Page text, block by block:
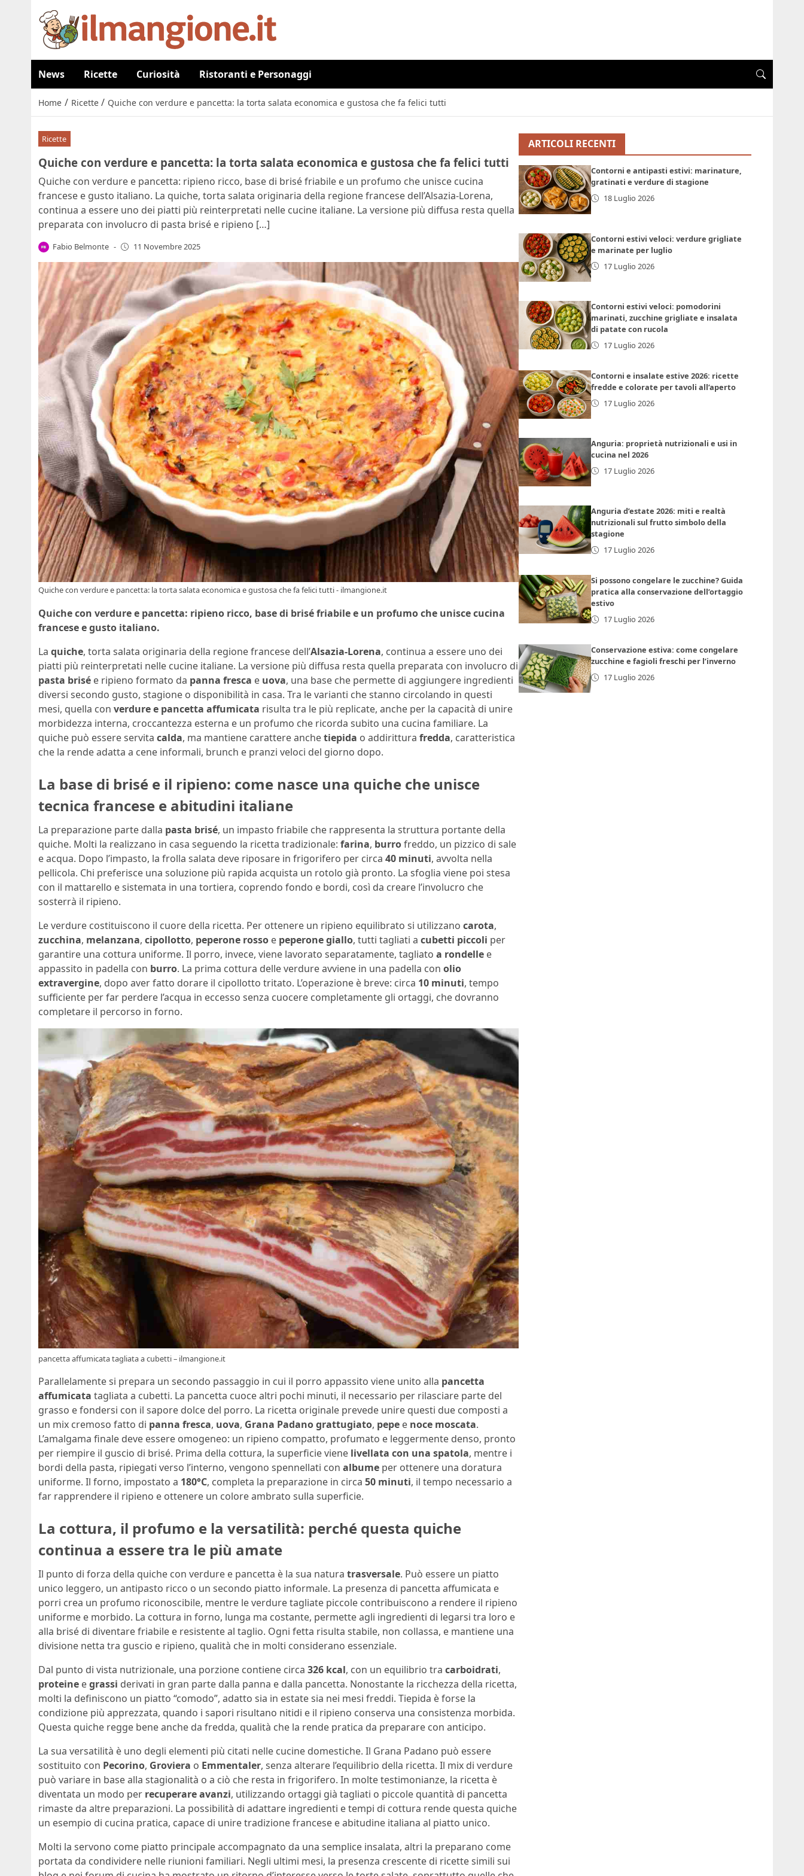
News Ricette Curiosità Ristoranti e Personaggi
Home / Ricette / Quiche con verdure e pancetta: la torta salata economica e gustosa che fa felici tutti
Ricette
Quiche con verdure e pancetta: la torta salata economica e gustosa che fa felici tutti
Quiche con verdure e pancetta: ripieno ricco, base di brisé friabile e un profumo che unisce cucina
francese e gusto italiano. La quiche, torta salata originaria della regione francese dell’Alsazia-Lorena,
continua a essere uno dei piatti più reinterpretati nelle cucine italiane. La versione più diffusa resta quella
preparata con involucro di pasta brisé e ripieno […]
Fabio Belmonte - 11 Novembre 2025
Quiche con verdure e pancetta: la torta salata economica e gustosa che fa felici tutti - ilmangione.it
Quiche con verdure e pancetta: ripieno ricco, base di brisé friabile e un profumo che unisce cucina
francese e gusto italiano.
La quiche, torta salata originaria della regione francese dell’Alsazia-Lorena, continua a essere uno dei
piatti più reinterpretati nelle cucine italiane. La versione più diffusa resta quella preparata con involucro di
pasta brisé e ripieno formato da panna fresca e uova, una base che permette di aggiungere ingredienti
diversi secondo gusto, stagione o disponibilità in casa. Tra le varianti che stanno circolando in questi
mesi, quella con verdure e pancetta affumicata risulta tra le più replicate, anche per la capacità di unire
morbidezza interna, croccantezza esterna e un profumo che ricorda subito una cucina familiare. La
quiche può essere servita calda, ma mantiene carattere anchetiepidа o addirittura fredda, caratteristica
che la rende adatta a cene informali, brunch e pranzi veloci del giorno dopo.
La base di brisé e il ripieno: come nasce una quiche che unisce
tecnica francese e abitudini italiane
La preparazione parte dalla pasta brisé, un impasto friabile che rappresenta la struttura portante della
quiche. Molti la realizzano in casa seguendo la ricetta tradizionale: farina, burrofreddo, un pizzico di sale
e acqua. Dopo l’impasto, la frolla salata deve riposare in frigorifero per circa 40 minuti, avvolta nella
pellicola. Chi preferisce una soluzione più rapida acquista un rotolo già pronto. La sfoglia viene poi stesa
con il mattarello e sistemata in una tortiera, coprendo fondo e bordi, così da creare l’involucro che
sosterrà il ripieno.
Le verdure costituiscono il cuore della ricetta. Per ottenere un ripieno equilibrato si utilizzano carota,
zucchina, melanzana, cipollotto, peperone rosso e peperone giallo, tutti tagliati a cubetti piccoli per
garantire una cottura uniforme. Il porro, invece, viene lavorato separatamente, tagliato a rondelle e
appassito in padella con burro. La prima cottura delle verdure avviene in una padella con olio
extravergine, dopo aver fatto dorare il cipollotto tritato. L’operazione è breve: circa 10 minuti, tempo
sufficiente per far perdere l’acqua in eccesso senza cuocere completamente gli ortaggi, che dovranno
completare il percorso in forno.
pancetta affumicata tagliata a cubetti – ilmangione.it
Parallelamente si prepara un secondo passaggio in cui il porro appassito viene unito alla pancetta
affumicata tagliata a cubetti. La pancetta cuoce altri pochi minuti, il necessario per rilasciare parte del
grasso e fondersi con il sapore dolce del porro. La ricetta originale prevede unire questi due composti a
un mix cremoso fatto di panna fresca, uova, Grana Padano grattugiato, pepe e noce moscata.
L’amalgama finale deve essere omogeneo: un ripieno compatto, profumato e leggermente denso, pronto
per riempire il guscio di brisé. Prima della cottura, la superficie viene livellata con una spatola, mentre i
bordi della pasta, ripiegati verso l’interno, vengono spennellati con albume per ottenere una doratura
uniforme. Il forno, impostato a 180°C, completa la preparazione in circa 50 minuti, il tempo necessario a
far rapprendere il ripieno e ottenere un colore ambrato sulla superficie.
La cottura, il profumo e la versatilità: perché questa quiche
continua a essere tra le più amate
Il punto di forza della quiche con verdure e pancetta è la sua natura trasversale. Può essere un piatto
unico leggero, un antipasto ricco o un secondo piatto informale. La presenza di pancetta affumicata e
porri crea un profumo riconoscibile, mentre le verdure tagliate piccole contribuiscono a rendere il ripieno
uniforme e morbido. La cottura in forno, lunga ma costante, permette agli ingredienti di legarsi tra loro e
alla brisé di diventare friabile e resistente al taglio. Ogni fetta risulta stabile, non collassa, e mantiene una
divisione netta tra guscio e ripieno, qualità che in molti considerano essenziale.
Dal punto di vista nutrizionale, una porzione contiene circa 326 kcal, con un equilibrio tra carboidrati,
proteine egrassi derivati in gran parte dalla panna e dalla pancetta. Nonostante la ricchezza della ricetta,
molti la definiscono un piatto “comodo”, adatto sia in estate sia nei mesi freddi. Tiepidа è forse la
condizione più apprezzata, quando i sapori risultano nitidi e il ripieno conserva una consistenza morbida.
Questa quiche regge bene anche da fredda, qualità che la rende pratica da preparare con anticipo.
La sua versatilità è uno degli elementi più citati nelle cucine domestiche. Il Grana Padano può essere
sostituito con Pecorino, Groviera o Emmentaler, senza alterare l’equilibrio della ricetta. Il mix di verdure
può variare in base alla stagionalità o a ciò che resta in frigorifero. In molte testimonianze, la ricetta è
diventata un modo per recuperare avanzi, utilizzando ortaggi già tagliati o piccole quantità di pancetta
rimaste da altre preparazioni. La possibilità di adattare ingredienti e tempi di cottura rende questa quiche
un esempio di cucina pratica, capace di unire tradizione francese e abitudine italiana al piatto unico.
Molti la servono come piatto principale accompagnato da una semplice insalata, altri la preparano come
portata da condividere nelle riunioni familiari. Negli ultimi mesi, la presenza crescente di ricette simili sui
ARTICOLI RECENTI
Contorni e antipasti estivi: marinature,
gratinati e verdure di stagione
18 Luglio 2026
Contorni estivi veloci: verdure grigliate
e marinate per luglio
17 Luglio 2026
Contorni estivi veloci: pomodorini
marinati, zucchine grigliate e insalata
di patate con rucola
17 Luglio 2026
Contorni e insalate estive 2026: ricette
fredde e colorate per tavoli all’aperto
17 Luglio 2026
Anguria: proprietà nutrizionali e usi in
cucina nel 2026
17 Luglio 2026
Anguria d’estate 2026: miti e realtà
nutrizionali sul frutto simbolo della
stagione
17 Luglio 2026
Si possono congelare le zucchine? Guida
pratica alla conservazione dell’ortaggio
estivo
17 Luglio 2026
Conservazione estiva: come congelare
zucchine e fagioli freschi per l’inverno
17 Luglio 2026